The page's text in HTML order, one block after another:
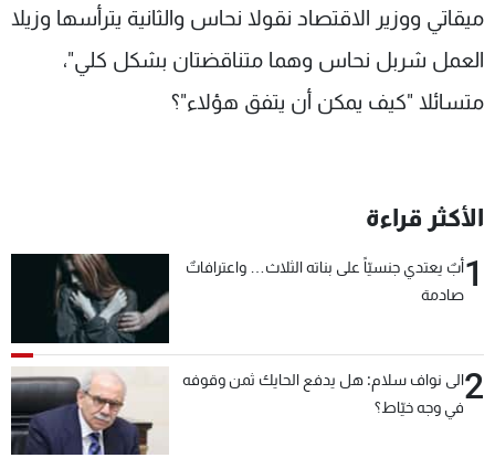
ميقاتي ووزير الاقتصاد نقولا نحاس والثانية يترأسها وزيلا
العمل شربل نحاس وهما متناقضتان بشكل كلي"،
متسائلا "كيف يمكن أن يتفق هؤلاء"؟
الأكثر قراءة
1أبٌ يعتدي جنسيّاً على بناته الثلاث… واعترافاتٌ
صادمة
2الى نواف سلام: هل يدفع الحايك ثمن وقوفه
في وجه خيّاط؟